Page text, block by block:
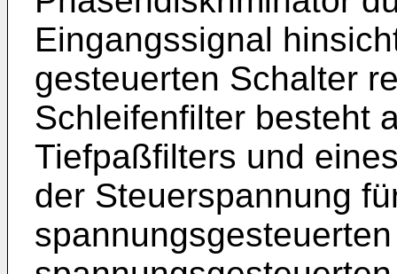
Eingangssignal
gesteuerten Schalter
Schleifenfilter besteht
Tiefpaßfilters und
der Steuerspannung